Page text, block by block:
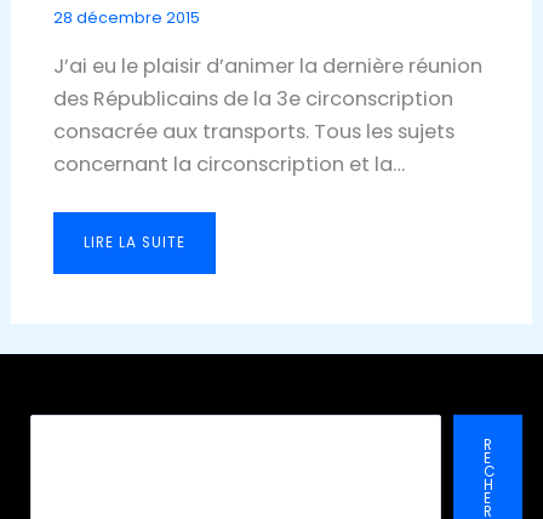
28 décembre 2015
J’ai eu le plaisir d’animer la dernière réunion
des Républicains de la 3e circonscription
consacrée aux transports. Tous les sujets
concernant la circonscription et la…
LIRE LA SUITE
R
E
C
H
E
R